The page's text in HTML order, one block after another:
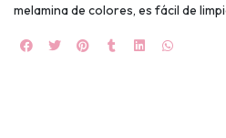
melamina de colores, es fácil de